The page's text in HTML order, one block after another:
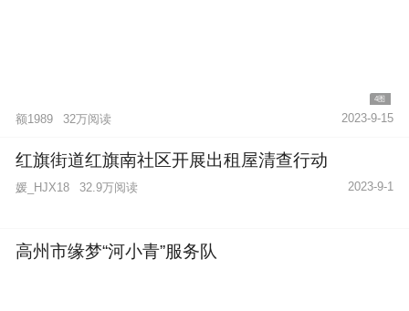
4图
额1989 32万阅读 2023-9-15
红旗街道红旗南社区开展出租屋清查行动
媛_HJX18 32.9万阅读 2023-9-1
高州市缘梦“河小青”服务队